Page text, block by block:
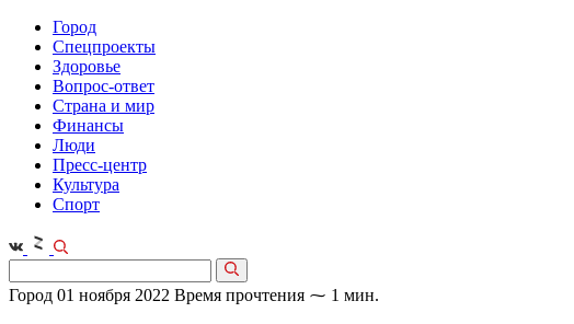
Город
Спецпроекты
Здоровье
Вопрос-ответ
Страна и мир
Финансы
Люди
Пресс-центр
Культура
Спорт
Город 01 ноября 2022 Время прочтения ⁓ 1 мин.